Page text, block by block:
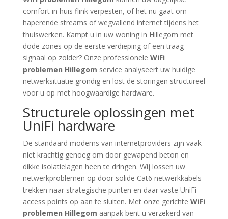
comfort in huis flink verpesten, of het nu gaat om
haperende streams of wegvallend internet tijdens het
thuiswerken. Kampt u in uw woning in Hillegom met
dode zones op de eerste verdieping of een traag
signaal op zolder? Onze professionele WiFi
problemen Hillegom service analyseert uw huidige
netwerksituatie grondig en lost de storingen structureel
voor u op met hoogwaardige hardware.
Structurele oplossingen met
UniFi hardware
De standaard modems van internetproviders zijn vaak
niet krachtig genoeg om door gewapend beton en
dikke isolatielagen heen te dringen. Wij lossen uw
netwerkproblemen op door solide Cat6 netwerkkabels
trekken naar strategische punten en daar vaste UniFi
access points op aan te sluiten. Met onze gerichte WiFi
problemen Hillegom aanpak bent u verzekerd van